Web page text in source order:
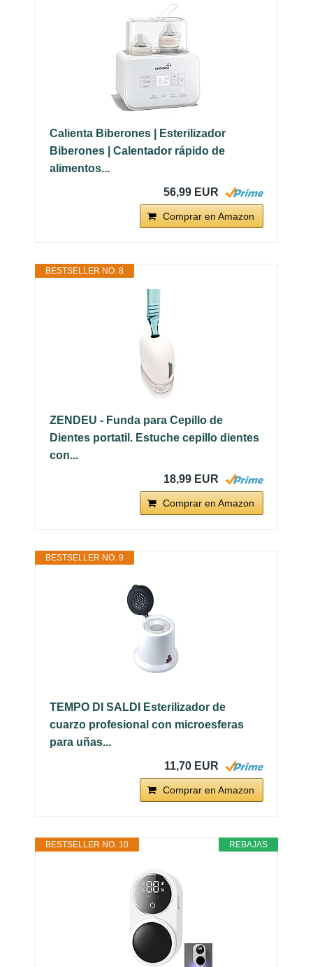
Calienta Biberones | Esterilizador
Biberones | Calentador rápido de
alimentos...
56,99 EUR
Comprar en Amazon
BESTSELLER NO. 8
ZENDEU - Funda para Cepillo de
Dientes portatil. Estuche cepillo dientes
con...
18,99 EUR
Comprar en Amazon
BESTSELLER NO. 9
TEMPO DI SALDI Esterilizador de
cuarzo profesional con microesferas
para uñas...
11,70 EUR
Comprar en Amazon
REBAJAS
BESTSELLER NO. 10